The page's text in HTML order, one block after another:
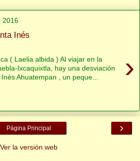
2016
Inés
›
( Laelia albida ) Al viajar en la
Ixcaquixtla, hay una desviación
Ahuatempan , un peque...
›
Página Principal
Ver la versión web